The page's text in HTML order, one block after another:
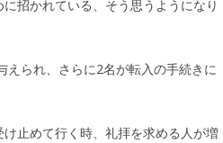
招かれている、そう思うようになり
られ、さらに2名が転入の手続きに
止めて行く時、礼拝を求める人が増